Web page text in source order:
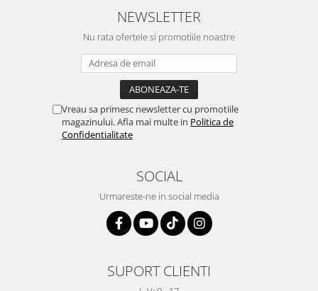
NEWSLETTER
Nu rata ofertele si promotiile noastre
Vreau sa primesc newsletter cu promotiile
magazinului. Afla mai multe in Politica de
Confidentialitate
SOCIAL
Urmareste-ne in social media
SUPORT CLIENTI